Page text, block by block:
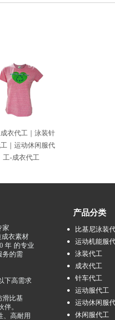
衣代工｜泳装针
｜运动休闲服代
工-成衣代工
家
衣素材
年 的专业
务的需
下高需求
滑比基
。
、高耐用
产品分类
比基尼泳装
运动机能服
泳装代工
成衣代工
针车代工
运动服代工
运动休闲服
休闲服代工